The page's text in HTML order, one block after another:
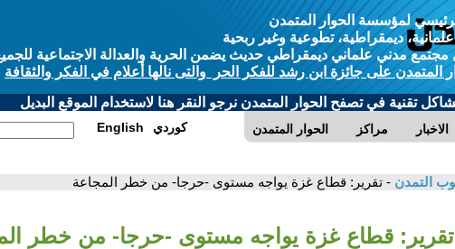
لمؤسسة الحوار المتمدن
ديمقراطية، تطوعية وغير ربحية
مدني علماني ديمقراطي حديث يضمن الحرية والعدالة الاجتماعية
المتمدن على جائزة ابن رشد للفكر الحر والتى نالها أعلام في الفكر والثقافة
تقنية في تصفح الحوار المتمدن نرجو النقر هنا لاستخدام الموقع البديل
الحوار المتمدن مراكز الاخبار English كوردي
التمدن - تقرير: قطاع غزة يواجه مستوى -حرجا- من خطر المجاعة
قطاع غزة يواجه مستوى -حرجا- من خطر